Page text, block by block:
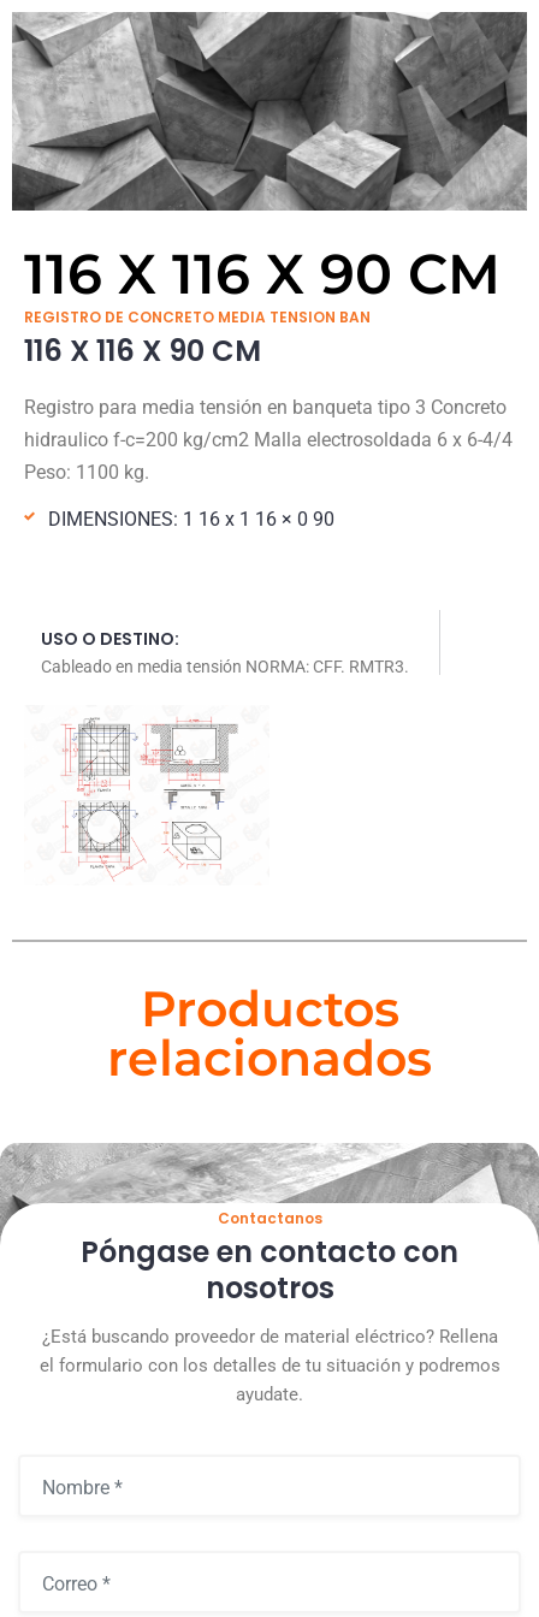
116 X 116 X 90 CM
REGISTRO DE CONCRETO MEDIA TENSION BAN
116 X 116 X 90 CM
Registro para media tensión en banqueta tipo 3 Concreto
hidraulico f-c=200 kg/cm2 Malla electrosoldada 6 x 6-4/4
Peso: 1100 kg.
DIMENSIONES: 1 16 x 1 16 × 0 90
USO O DESTINO:
Cableado en media tensión NORMA: CFF. RMTR3.
Productos
relacionados
Contactanos
Póngase en contacto con
nosotros
¿Está buscando proveedor de material eléctrico? Rellena
el formulario con los detalles de tu situación y podremos
ayudate.